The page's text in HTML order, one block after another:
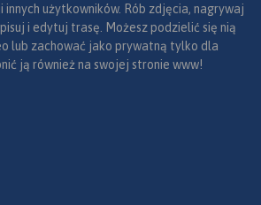
użytkowników. Rób zdjęcia, nagrywaj
i edytuj trasę. Możesz podzielić się nią
lub zachować jako prywatną tylko dla
ją również na swojej stronie www!